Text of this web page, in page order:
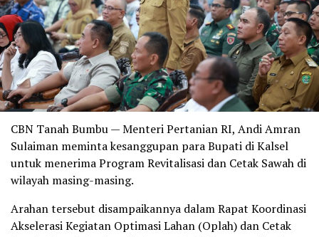
CBN Tanah Bumbu — Menteri Pertanian RI, Andi Amran
Sulaiman meminta kesanggupan para Bupati di Kalsel
untuk menerima Program Revitalisasi dan Cetak Sawah di
wilayah masing-masing.
Arahan tersebut disampaikannya dalam Rapat Koordinasi
Akselerasi Kegiatan Optimasi Lahan (Oplah) dan Cetak